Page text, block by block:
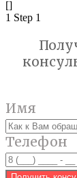
[]
1 Step 1
Имя
Телефон